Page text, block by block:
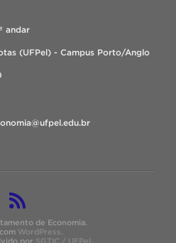
andar
(UFPel) - Campus Porto/Anglo
de Economia.
WordPress.
por SGTIC / UFPel.